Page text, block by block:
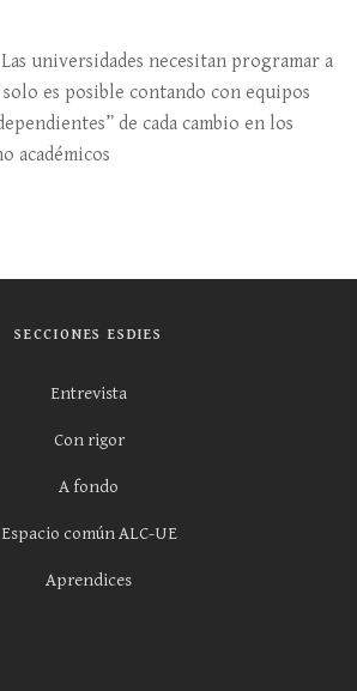
Las universidades necesitan programar a
es posible contando con equipos
de cada cambio en los
académicos
SECCIONES ESDIES
Entrevista
Con rigor
A fondo
Espacio común ALC-UE
Aprendices